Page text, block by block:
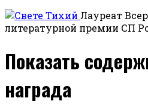
Лауреат
литературной премии СП
Показать
награда